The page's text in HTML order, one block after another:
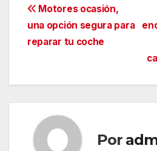
Navegación
de
Motores ocasión,
una opción segura para
reparar tu coche
Por